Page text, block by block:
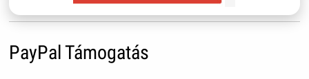
PayPal Támogatás